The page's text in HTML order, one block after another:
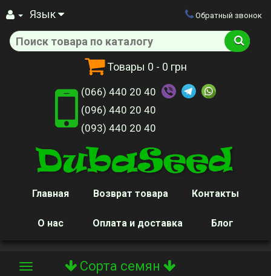
Язык
Товары 0 - 0 грн
Обратный звонок
(066) 440 20 40
(096) 440 20 40
(093) 440 20 40
Главная Возврат товара Контакты
О нас Оплата и доставка Блог
Сорта семян
Toggle